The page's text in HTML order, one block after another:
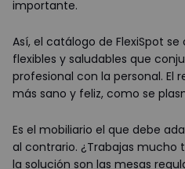
importante.
Así, el catálogo de FlexiSpot
flexibles y saludables que
profesional con la personal. El
más sano y feliz, como se
Es el mobiliario el que debe
al contrario. ¿Trabajas mucho
la solución son las mesas